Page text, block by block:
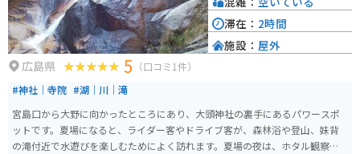
広島県 5 （口コミ1件）
#神社｜寺院 #湖｜川｜滝
宮島口から大野に向かったところにあり、大頭神社の裏手にあるパワースポ
ットです。夏場になると、ライダー客やドライブ客が、森林浴や登山、妹背
の滝付近で水遊びを楽しむためによく訪れます。夏場の夜は、ホタル観察が
滞在： 2時間
施設： 屋外